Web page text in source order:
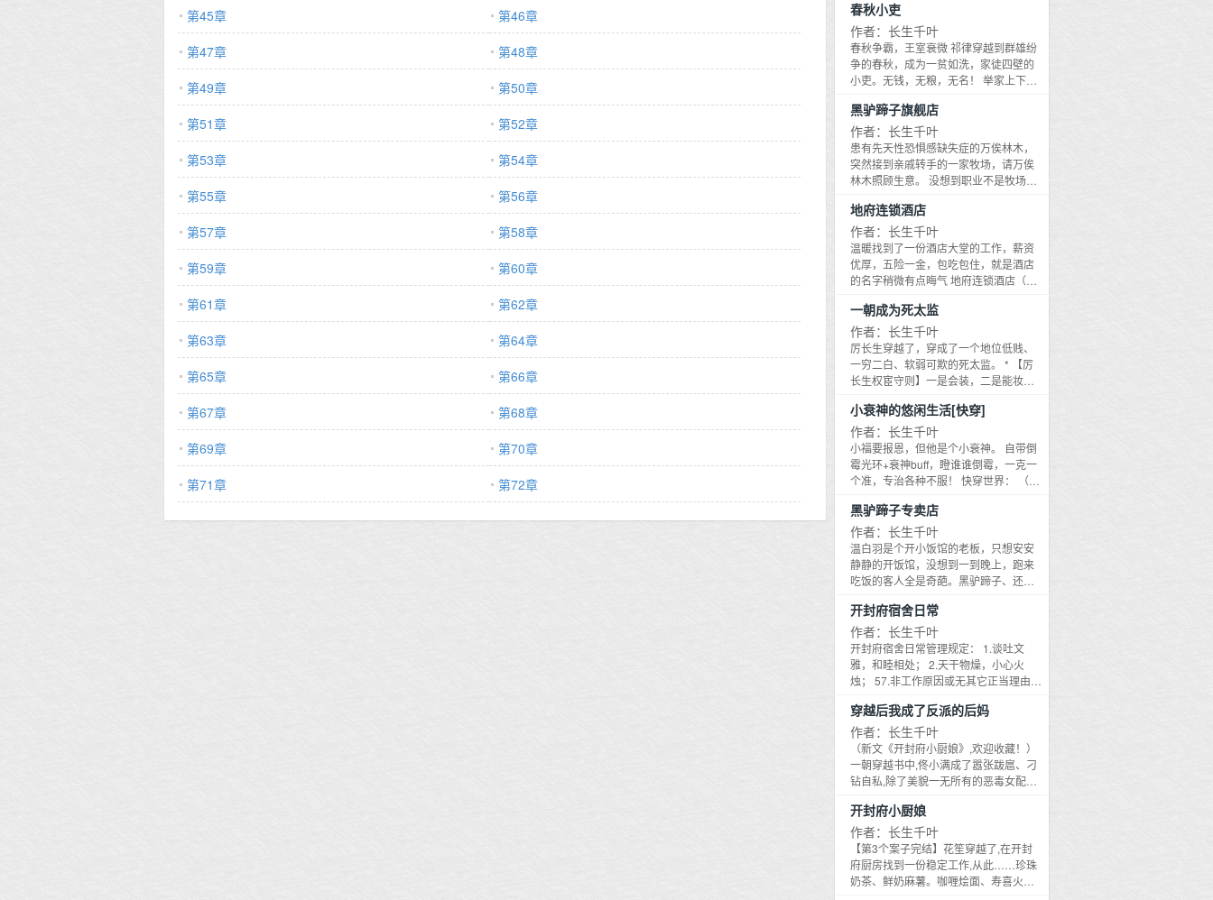
第45章
第46章
第47章
第48章
第49章
第50章
第51章
第52章
第53章
第54章
第55章
第56章
第57章
第58章
第59章
第60章
第61章
第62章
第63章
第64章
第65章
第66章
第67章
第68章
第69章
第70章
第71章
第72章
一的肉拴在草舍外的篱笆上——一只小
土狗。 红烧肉、回锅肉、粉蒸肉、锅包
肉、水煮肉、蒜泥白肉，祁律盯着灰头
土脸的小土狗，露出一个犹如老父般慈
爱的笑容 * 周王十五年，王去世，长子
即位，天现异象 刚刚即位的周天子做了
个噩梦 梦见自己变成了无名小吏门前的
一只土狗 祁律手拿骨头，抚摸狗头：狗
蛋儿，多吃点，你太瘦了没有肉，养肥
再宰。 小土狗：汪汪，汪汪汪汪汪汪！
（放肆，寡人乃周天子，尊天下之贵
者！） 【蠢作者其他文，戳进专栏就可
以看到~欢迎收藏！】 正在更新的其他
文：《黑驴蹄子旗舰店》《金主狗蛋
儿》 准备开坑的文：《春秋小吏》《朕
佛系养儿》《结婚吗？情敌先生》
吃一笼，扔三笼；养父权倾朝野，拼爹
从来没输过！ 这设定听起来如此耳熟？
没错，刘觞拿到了太监剧本 万幸的是，
刘觞穿成了营销号口中的——假太监。
刘觞：说好了是假太监呢？营销号误
赔十！ 既然已经板上钉钉穿成了宦官，
总比穿成一个一穷二白的死太监要强。
刘觞决定仗着养父的权势，皇上的宠
信，自己的颜值，作天作地，及时行
乐，绝不参与政事，与各位后宫美人绕
道走，明哲保身，低调敛财，励志成为
大唐第一有钱人。 问：在古代当太监这
么赚钱吗？请问有没有什么秘诀。 刘
觞：绝不给皇上戴环保帽！绝不给皇上
戴环保帽！绝不给皇上戴环保帽！重要
的事情说三遍。 李·皇上·湛： 作者的其
他文：《惊悚游戏加载中》《黑驴蹄子
中古店》《首充送大神[电竞]》戳进专栏
就可以看到，欢迎收藏，欢迎看文！
主角：元宝，太叔天启┃配角：┃其
它：财神，多CP，全民BL，HE，1V1
一日算一日 2.不学无术，柔弱不能自理
3.哦吼，摆烂！ 成蟜闯祸后：你知道我
哥是谁吗？你敢得罪我，放学别走，我
叫我哥收拾你！ 嬴政：
就一代伟业 梁羡发现自己穿越既顶配，
手握皇帝剧本。 表面上：坐拥江山美
人，君臣和睦，其乐融融！ 背地里：丞
相摄政，朝臣把皇帝当傻子哄，亡国倒
计时，一坨大辩！ 梁羡：抱紧丞相大
在上朝。 朝臣手捧猥琐之物阿谀奉承：
陛下寿辰将至，此乃微臣寻觅的稀罕玩
意！佩之辟邪，万疠不侵！ 梁羡：丞相
可知此物是何？ 丞相白清玉敛去眼底嘲
讽，纤尘不染如旷世大白莲：臣不知，
臣本书生，不谙世事。 梁羡：我信了你
的邪！这是货真价实的古董X道具龙祖，
还是双头的那种！ 梁羡微笑：如此妙
物，朕怎可独享，赏赐给丞相了。 丞相
白清玉： 后来梁羡发现，自己不该一时
冲动，将双头XX赏赐给狼子野心的大白
花丞相！ 白清玉：如此妙物臣怎敢独
享？陛下是钟爱这双头勾陈，还是钟爱
微臣？ 梁羡：我钟爱你个牙签！ （专注
胡扯，请勿考究） （主CP：白清玉X梁
羡，不拆不逆） （有副CP，都是1V1）
（各种副CP出没，此文无bg向CP！无
gl向CP！）
春秋小吏
作者：长生千叶
春秋争霸，王室衰微 祁律穿越到群雄纷
争的春秋，成为一贫如洗，家徒四壁的
小吏。无钱，无粮，无名！ 举家上下唯
狗。 红烧肉、回锅肉、粉蒸肉、锅包
肉、水煮肉、蒜泥白肉，祁律盯着灰头
土脸的小土狗，露出一个犹如老父般慈
爱的笑容 周王五十一年，王去世，长孙
即位，天现异象 刚刚即位的周天子做了
一只土狗 祁律手拿骨头，抚摸狗头：狗
蛋儿，多吃点，你太瘦了没有肉，养肥
再宰。 小土狗：汪汪，汪汪汪汪汪汪！
（放肆，寡人乃周天子，尊天下之贵
者！）
黑驴蹄子旗舰店
作者：长生千叶
患有先天性恐惧感缺失症的万俟林木，
突然接到亲戚转手的一家牧场，请万俟
林木照顾生意。 没想到职业不是牧场
怖主题酒店、天然坟场鬼屋、惊险刺激
密室逃生，更有售卖纪念品的黑驴蹄子
专卖店 坟头太冷清，这都不是事儿，万
俟林木决定，将破败坟场扩建，迎合经
济潮流，从此发家致富，财源滚滚，做
屋工作人员，男神相、超模身材，长得
太帅，可能吓不到游客。 游客A：天
鸭！太可怕了，长得猴可怕！ 游客B：
千年大粽子！出土这么久，品相竟然保
持的如此完好！ 游客C：粽子王起尸
了！小的们快跑逃命也！ 万俟林木：我
缺失的可能不是恐惧感，而是审美能
力。 罗参：▼_▼
地府连锁酒店
作者：长生千叶
温暖找到了一份酒店大堂的工作，薪资
优厚，五险一金，包吃包住，就是酒店
的名字稍微有点晦气 地府连锁酒店（黄
费早餐） 秦始皇：套房之恢弘，堪比阿
房宫，衬托朕之尊贵，朕甚悦！ [甜蜜情
侣豪华房]5200元（2人情侣早餐） 项
羽：为何让我与这刘邦小白脸同住一
间？我从未见过如此古怪的双人间！什
房]1111元（不含早餐） 蜘蛛精：北漂
做模特这么多年，头一次见到如此生动
的主题房，好像回到了故乡！ * 温暖：
您好，酒店前台，请问有什么需要帮忙
的吗？ 百里无常：需要特殊服务，到我
房间来。 温暖：？？？
一朝成为死太监
作者：长生千叶
厉长生穿越了，穿成了一个地位低贱、
一穷二白、软弱可欺的死太监。 * 【厉
长生权宦守则】一是会装，二是能妆。
粉无需白铅，浑然天真，遮瑕最是妙
甚！ 皇后：厉总管调制的口脂，色泽娇
艳欲滴，尤其是那经典正宫红，无敌显
白，本宫不死，你们永远是妃！ 贵妃：
昨儿个厉厂公送来的胭脂，涂之秀色可
来，地位低贱、一穷二白、软弱可欺的
死太监，突然变成了大权在握、富可敌
国、杀伐独断的九千岁； 后来，后宫佳
丽、三千粉黛，不求皇上宠幸，只求九
千岁垂青一顾； 后来，就连未来的皇
上，储君太子爷看厉长生的眼神也有些
不对劲。
小衰神的悠闲生活[快穿]
作者：长生千叶
小福要报恩，但他是个小衰神。 自带倒
霉光环+衰神buff，瞪谁谁倒霉，一克一
个准，专治各种不服！ 快穿世界： （小
误！） 穿成霸总的小猫咪 穿成王爷的狐
狸精 穿成将军的大鸟 穿成军阀的蛇蝎美
人 穿成反派的小白兔 穿成太子的小福蝶
1.快穿+爽文，甜甜甜，苏苏苏！
2.1V1，偏执深情攻VS自带衰神buff武力
黑驴蹄子专卖店
作者：长生千叶
温白羽是个开小饭馆的老板，只想安安
静静的开饭馆，没想到一到晚上，跑来
吃饭的客人全是奇葩。黑驴蹄子、还魂
羽怎么不知道！ 客人不止神经兮兮，还
都用诡异的眼神盯着他，温白羽有一种
错觉，好像自己才是他们盘子里的 混沌
是当红巨星，饕餮变成了富二代，钟馗
正职保险副业捉妖。还有新招来的伙
年的粽子王，往饭馆门口一站，晚上再
也没有客人敢来吃饭，简直不能再好
了，呵呵！ 温白羽：本店没有黑驴蹄
子！没有黑驴蹄子！没有黑驴蹄子！重
要的事情说三遍。 万俟景侯（面瘫
脸）：我家小受总是想把我上交给国
家，呵。
开封府宿舍日常
作者：长生千叶
开封府宿舍日常管理规定： 1.谈吐文
雅，和睦相处； 2.天干物燥，小心火
烛； 57.非工作原因或无其它正当理由，
房逾墙，亥时之后禁止踩踏屋顶瓦片；
59.严禁将验尸工具携带入屋； 60.严禁
留宿魔道中人慕容长情！（此条很重
要、很重要、很重要！重要的事情说三
遍。） BY开封府主簿孙先生 这是一个穿
带刀侍卫，出任开封府宿舍宿管，迎娶
魔道美人（大雾）慕容长情的探案励志
故事 小提示： 1.穿越颜控话唠正义受VS
魔道鬼畜病娇美人攻 2.开封府探案日
常，悬疑推理向 3.CP狂魔+全民BL
穿越后我成了反派的后妈
作者：长生千叶
（新文《开封府小厨娘》,欢迎收藏！）
一朝穿越书中,佟小满成了嚣张跋扈、刁
钻自私,除了美貌一无所有的恶毒女配。
亲妹妹的婚事,哪知嫁入府中当日,将军挂
帅出征,不多久便传来战死的噩耗……佟
小满一睁开眼,不只成了寡妇,还成了后
妈。面前多了一个又软又小,冰雕玉琢,最
多两三岁大的孩子,听说是从边关送回的,
开封府小厨娘
作者：长生千叶
【第3个案子完结】花笙穿越了,在开封
府厨房找到一份稳定工作,从此……珍珠
奶茶、鲜奶麻薯。咖喱烩面、寿喜火